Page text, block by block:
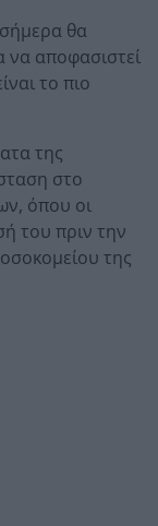
θα
να αποφασιστεί
το πιο
της
στο
όπου οι
του πριν την
της